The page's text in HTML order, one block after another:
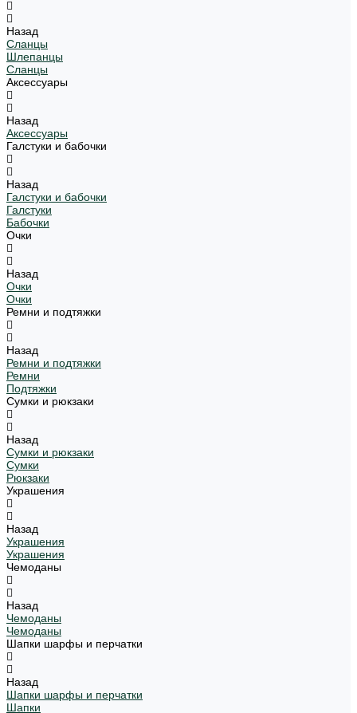
Назад
Сланцы
Шлепанцы
Сланцы
Аксессуары
Назад
Аксессуары
Галстуки и бабочки
Назад
Галстуки и бабочки
Галстуки
Бабочки
Очки
Назад
Очки
Очки
Ремни и подтяжки
Назад
Ремни и подтяжки
Ремни
Подтяжки
Сумки и рюкзаки
Назад
Сумки и рюкзаки
Сумки
Рюкзаки
Украшения
Назад
Украшения
Украшения
Чемоданы
Назад
Чемоданы
Чемоданы
Шапки шарфы и перчатки
Назад
Шапки шарфы и перчатки
Шапки